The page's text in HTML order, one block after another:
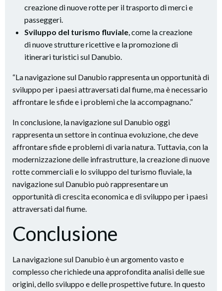
creazione di nuove rotte per il trasporto di merci e
passeggeri.
Sviluppo del turismo fluviale, come la creazione
di nuove strutture ricettive e la promozione di
itinerari turistici sul Danubio.
“La navigazione sul Danubio rappresenta un opportunità di
sviluppo per i paesi attraversati dal fiume, ma è necessario
affrontare le sfide e i problemi che la accompagnano.”
In conclusione, la navigazione sul Danubio oggi
rappresenta un settore in continua evoluzione, che deve
affrontare sfide e problemi di varia natura. Tuttavia, con la
modernizzazione delle infrastrutture, la creazione di nuove
rotte commerciali e lo sviluppo del turismo fluviale, la
navigazione sul Danubio può rappresentare un
opportunità di crescita economica e di sviluppo per i paesi
attraversati dal fiume.
Conclusione
La navigazione sul Danubio è un argomento vasto e
complesso che richiede una approfondita analisi delle sue
origini, dello sviluppo e delle prospettive future. In questo